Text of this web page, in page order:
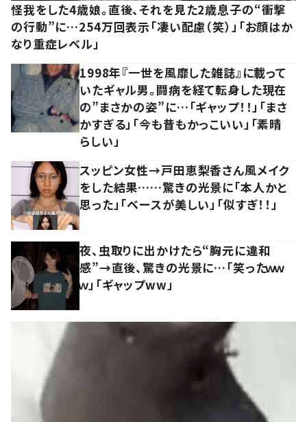
怪我をした4歳娘。直後、それを見た2歳息子の“衝撃
の行動”に…254万回表示「凄い配慮（笑）」「お顔はか
なり重症レベル」
1998年『一世を風靡した雑誌』に載って
いたギャル男。闘病を経て転身した現在
の”まさかの姿”に…「ギャップ！！」「まさ
かすぎる」「今も昔もかっこいい」「素晴
らしい」
スッピン女性→戸田恵梨香さん風メイク
をした結果……驚きの光景に「本人かと
思った」「ベースが美しい」「似すぎ！！」
夜、虫取りに出かけたら“胸元に違和
感”→直後、驚きの光景に…「笑ったｗｗ
ｗ」「ギャップww」